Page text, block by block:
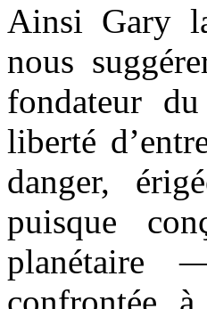
Ainsi Gary
nous
fondateur
liberté
danger,
puisque
planétaire
confrontée